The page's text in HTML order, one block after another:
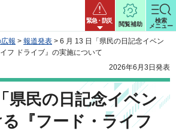
緊急・防災
閲覧補助
検索
メニュー
報 > 報道発表 > 6 月 13 日「県民の日記念イベン
フ ドライブ』の実施について
2026年6月3日発表
県民の日記念イベン
る『フード・ライフ